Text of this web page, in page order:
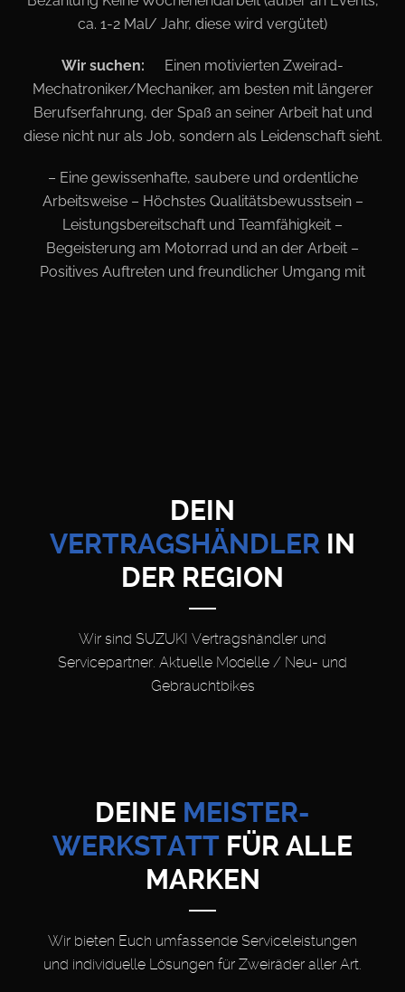
ca. 1-2 Mal/ Jahr, diese wird vergütet)
Wir suchen:
Einen motivierten Zweirad-
Mechatroniker/Mechaniker, am besten mit längerer
Berufserfahrung, der Spaß an seiner Arbeit hat und
diese nicht nur als Job, sondern als Leidenschaft sieht.
– Eine gewissenhafte, saubere und ordentliche
Arbeitsweise – Höchstes Qualitätsbewusstsein–
Leistungsbereitschaft und Teamfähigkeit –
Begeisterung am Motorrad und an der Arbeit –
Positives Auftreten und freundlicher Umgang mit
DEIN
VERTRAGSHÄNDLER IN
DER REGION
Wir sind SUZUKI Vertragshändler und
Servicepartner. Aktuelle Modelle / Neu- und
Gebrauchtbikes
DEINE MEISTER-
WERKSTATT FÜR ALLE
MARKEN
Wir bieten Euch umfassende Serviceleistungen
und individuelle Lösungen für Zweiräder aller Art.